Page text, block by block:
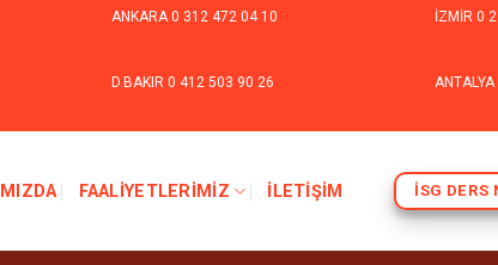
ANKARA0 312 472 04 10 İZMİR 0
D.BAKIR 0 412 503 90 26 ANTALYA
FAALIYETLERIMIZ İLETIŞIM İSG DERS